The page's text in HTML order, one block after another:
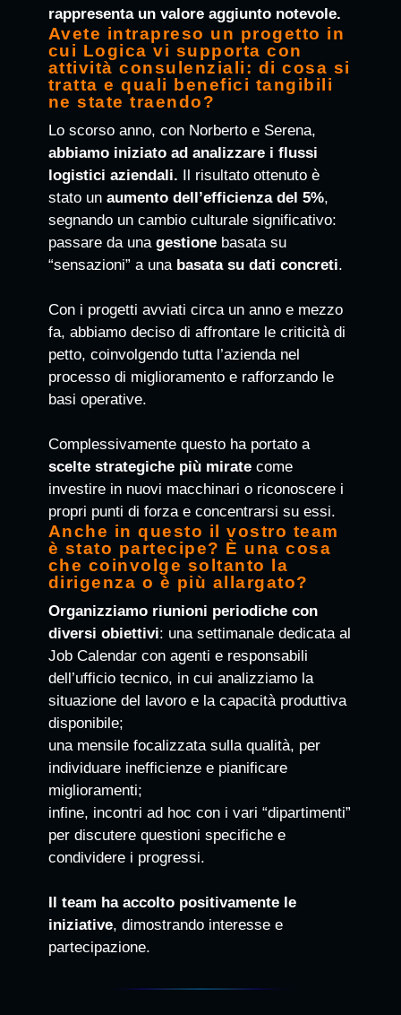
rappresenta un valore aggiunto notevole.
Avete intrapreso un progetto in
cui Logica vi supporta con
attività consulenziali: di cosa si
tratta e quali benefici tangibili
ne state traendo?
Lo scorso anno, con Norberto e Serena,
abbiamo iniziato ad analizzare i flussi
logistici aziendali. Il risultato ottenuto è
stato un aumento dell’efficienza del 5%,
segnando un cambio culturale significativo:
passare da una gestionebasata su
“sensazioni” a una basata su dati concreti.
Con i progetti avviati circa un anno e mezzo
fa, abbiamo deciso di affrontare le criticità di
petto, coinvolgendo tutta l’azienda nel
processo di miglioramento e rafforzando le
basi operative.
Complessivamente questo ha portato a
scelte strategiche più miratecome
investire in nuovi macchinari o riconoscere i
propri punti di forza e concentrarsi su essi.
Anche in questo il vostro team
è stato partecipe? È una cosa
che coinvolge soltanto la
dirigenza o è più allargato?
Organizziamo riunioni periodiche con
diversi obiettivi: una settimanale dedicata al
Job Calendar con agenti e responsabili
dell’ufficio tecnico, in cui analizziamo la
situazione del lavoro e la capacità produttiva
disponibile;
una mensile focalizzata sulla qualità, per
individuare inefficienze e pianificare
miglioramenti;
infine, incontri ad hoc con i vari “dipartimenti”
per discutere questioni specifiche e
condividere i progressi.
Il team ha accolto positivamente le
iniziative, dimostrando interesse e
partecipazione.